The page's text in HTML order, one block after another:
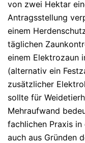
von zwei Hektar
Antragsstellung
einem
täglichen
einem Elektrozaun
(alternativ ein
zusätzlicher
sollte für
Mehraufwand
fachlichen Praxis
auch aus Gründen